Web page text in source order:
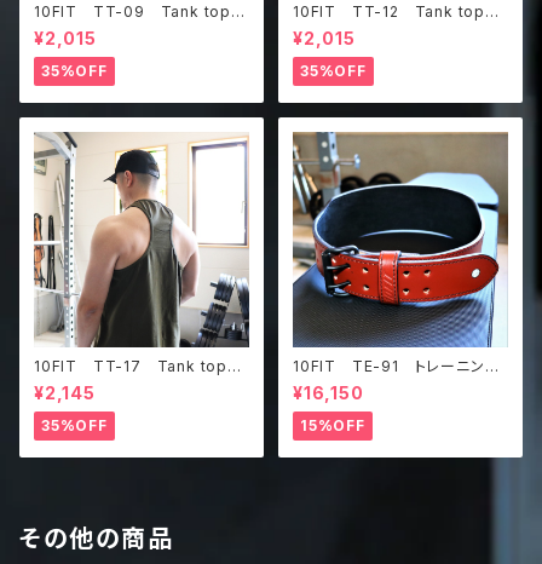
10FIT TT-09 Tank top
タンクトップ ジムウェア トレ
ーニング 筋トレ 紺
¥2,015
35%OFF
10FIT TT-12 Tank top
タンクトップ ジムウェア トレ
ーニング 筋トレ ダークグリ
ーン
¥2,015
35%OFF
10FIT TT-17 Tank top
タンクトップ ジムウェア トレ
ーニング 筋トレ カーキ
¥2,145
35%OFF
10FIT TE-91 トレーニング
ベルト リフティングベルト パ
ワーベルト レザー ブラウ
ン lifting belt power belt
¥16,150
15%OFF
その他の商品